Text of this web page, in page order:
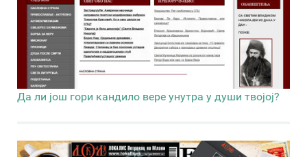
Да ли још гори кандило вере унутра у души твојој?